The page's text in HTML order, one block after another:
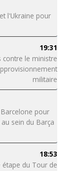
l'Ukraine pour
19:31
contre le ministre
militaire
pour
sein du Barça
18:53
étape du Tour de